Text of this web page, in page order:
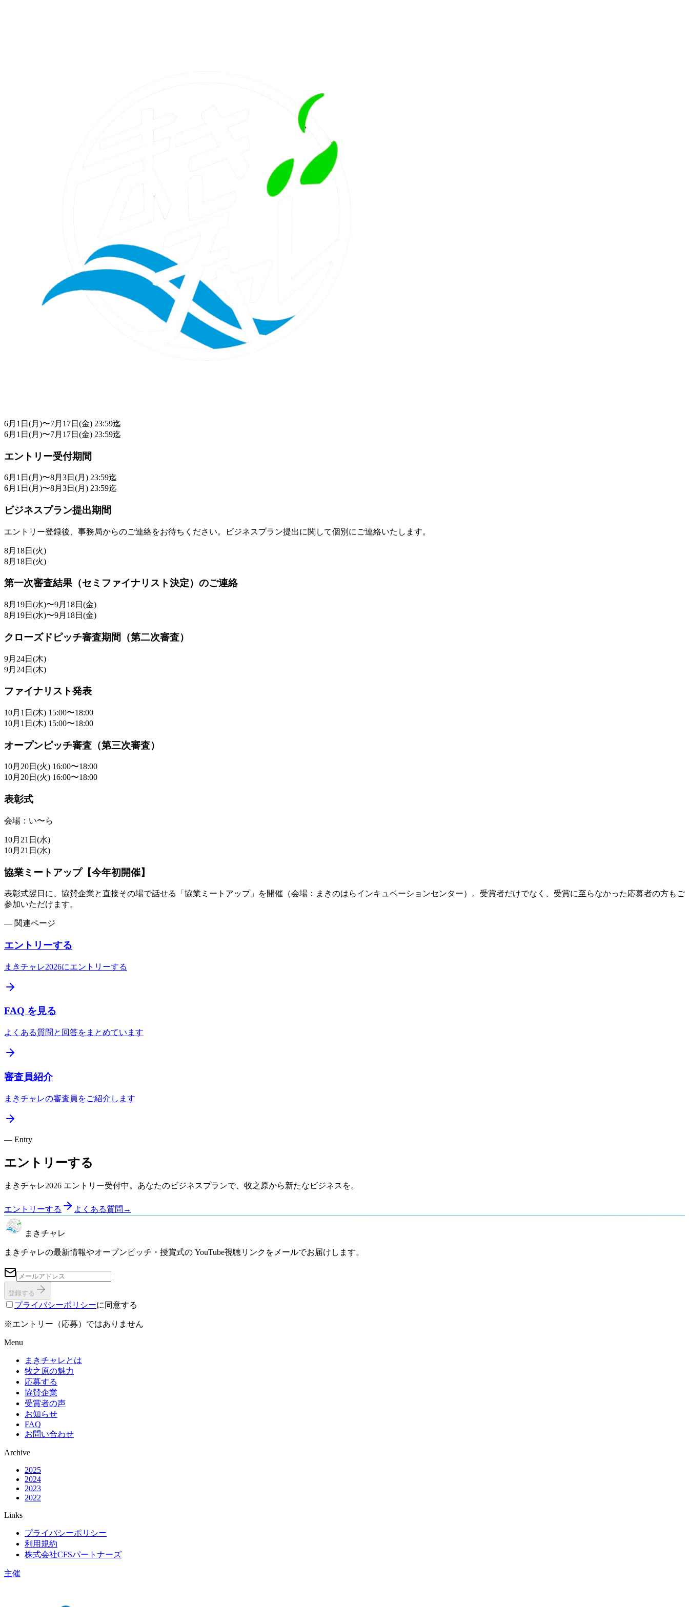
6月1日(月)〜7月17日(金) 23:59迄
6月1日(月)〜7月17日(金) 23:59迄
エントリー受付期間
6月1日(月)〜8月3日(月) 23:59迄
6月1日(月)〜8月3日(月) 23:59迄
ビジネスプラン提出期間
エントリー登録後、事務局からのご連絡をお待ちください。ビジネスプラン提出に関して個別にご連絡いたします。
8月18日(火)
8月18日(火)
第一次審査結果（セミファイナリスト決定）のご連絡
8月19日(水)〜9月18日(金)
8月19日(水)〜9月18日(金)
クローズドピッチ審査期間（第二次審査）
9月24日(木)
9月24日(木)
ファイナリスト発表
10月1日(木) 15:00〜18:00
10月1日(木) 15:00〜18:00
オープンピッチ審査（第三次審査）
10月20日(火) 16:00〜18:00
10月20日(火) 16:00〜18:00
表彰式
会場：い〜ら
10月21日(水)
10月21日(水)
協業ミートアップ【今年初開催】
表彰式翌日に、協賛企業と直接その場で話せる「協業ミートアップ」を開催（会場：まきのはらインキュベーションセンター）。受賞者だけでなく、受賞に至らなかった応募者の方もご
参加いただけます。
— 関連ページ
エントリーする
まきチャレ2026にエントリーする
FAQ を見る
よくある質問と回答をまとめています
審査員紹介
まきチャレの審査員をご紹介します
— Entry
エントリーする
まきチャレ2026 エントリー受付中。あなたのビジネスプランで、牧之原から新たなビジネスを。
エントリーする よくある質問 →
まきチャレ
まきチャレの最新情報やオープンピッチ・授賞式の YouTube視聴リンクをメールでお届けします。
登録する
プライバシーポリシーに同意する
※エントリー（応募）ではありません
Menu
まきチャレとは
牧之原の魅力
応募する
協賛企業
受賞者の声
お知らせ
FAQ
お問い合わせ
Archive
2025
2024
2023
2022
Links
プライバシーポリシー
利用規約
株式会社CFSパートナーズ
主催